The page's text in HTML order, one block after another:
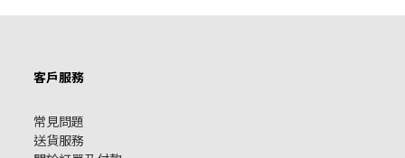
客戶服務
常見問題
送貨服務